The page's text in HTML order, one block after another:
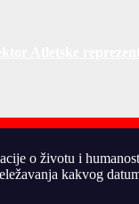
o životu i
kakvog